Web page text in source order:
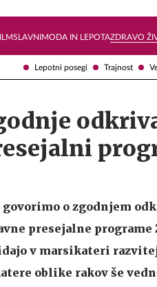
Lepotni posegi Trajnost
SLAVNIMODA IN LEPOTAZDRAVO
govorimo o zgodnjem
presejalne
v marsikateri
oblike rakov še